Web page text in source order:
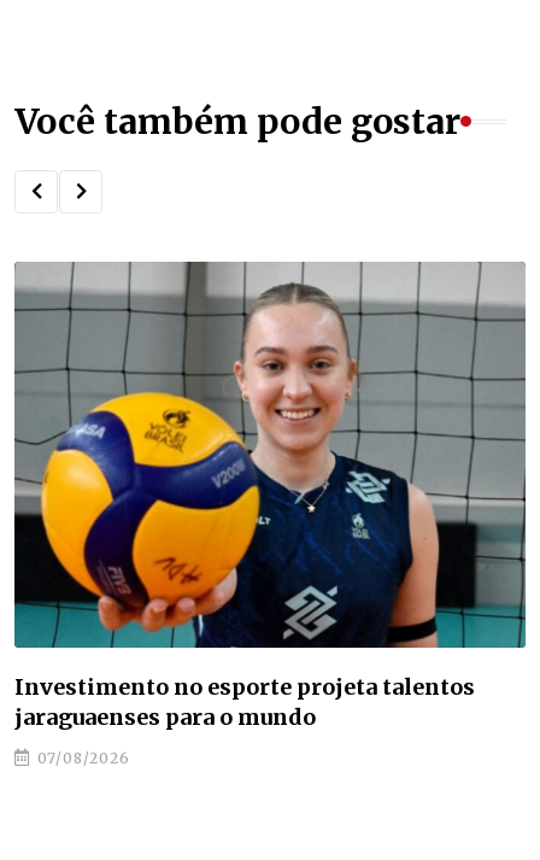
Você também pode gostar
Investimento no esporte projeta talentos
jaraguaenses para o mundo
07/08/2026